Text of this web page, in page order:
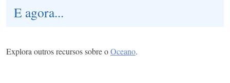
E agora...
Explora outros recursos sobre oOceano.